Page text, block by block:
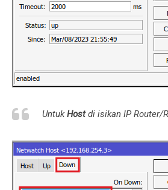
UntukHostdi isikan IP Router/